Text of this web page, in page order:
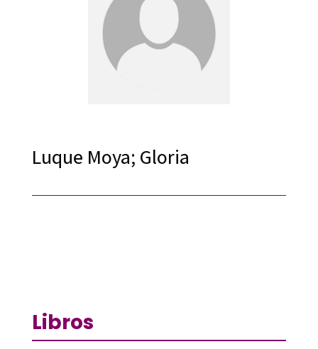
Luque Moya; Gloria
Libros